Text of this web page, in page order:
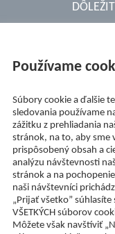
Nadácia
ŽP
ŠK
Tále a.s.
Používame
Súbory cookie a ďalšie
sledovania používame
zážitku z prehliadania
stránok, na to, aby sme
prispôsobený obsah a
analýzu návštevnosti
stránok a na
naši návštevníci
„Prijať všetko” súhlasíte
VŠETKÝCH súborov
Môžete však navštíviť